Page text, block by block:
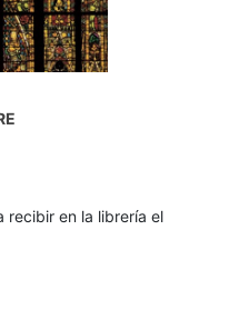
recibir en la librería el